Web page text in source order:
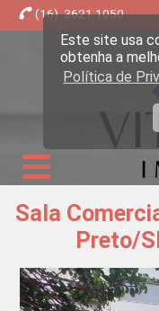
Este site usa
obtenha a
Política de
(16) 3621.1050
Sala
Preto/